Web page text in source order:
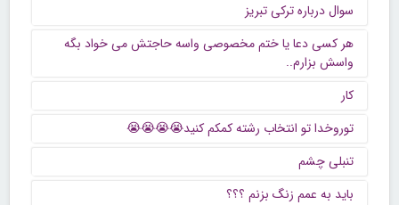
سوال درباره ترکی تبریز
هر کسی دعا یا ختم مخصوصی واسه حاجتش می خواد بگه
واسش بزارم..
کار
توروخدا تو انتخاب رشته کمکم کنید😭😭😭😭
تنبلی چشم
باید به عمم زنگ بزنم ؟؟؟